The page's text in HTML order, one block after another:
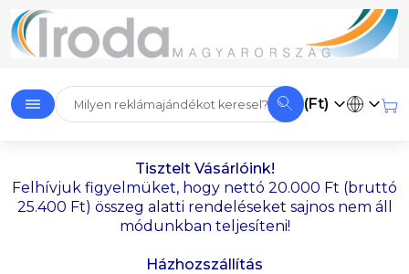
(Ft)
Tisztelt Vásárlóink!
Felhívjuk figyelmüket, hogy nettó 20.000 Ft (bruttó
25.400 Ft) összeg alatti rendeléseket sajnos nem áll
módunkban teljesíteni!
Házhozszállítás